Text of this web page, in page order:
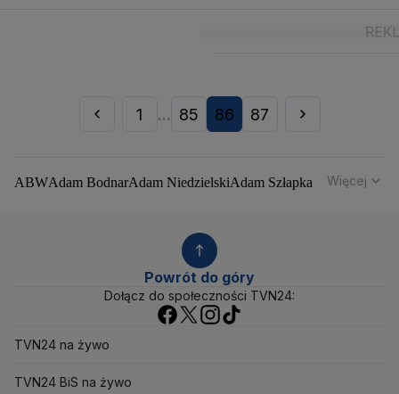
1 ... 85 86 87
ABWAdam BodnarAdam NiedzielskiAdam Szłapka
Aleksander Kwaśniewski
Alert RCB
Ambasada USA w Polsce
Andrzej Duda Białoruś
Biuro Bezpieczeństwa Narodowego
BrukselaCBŚPCBA
Ceny prądu
Ceny mieszkań
Więcej
Powrót do góry
Dołącz do społeczności TVN24:
TVN24 na żywo
TVN24 BiS na żywo